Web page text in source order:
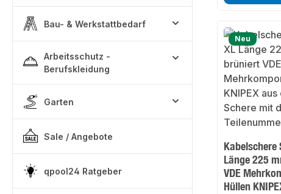
Bau- & Werkstattbedarf
Arbeitsschutz -
Berufskleidung
Garten
Sale / Angebote
qpool24 Ratgeber
Neu
Länge 225
VDE
Hüllen